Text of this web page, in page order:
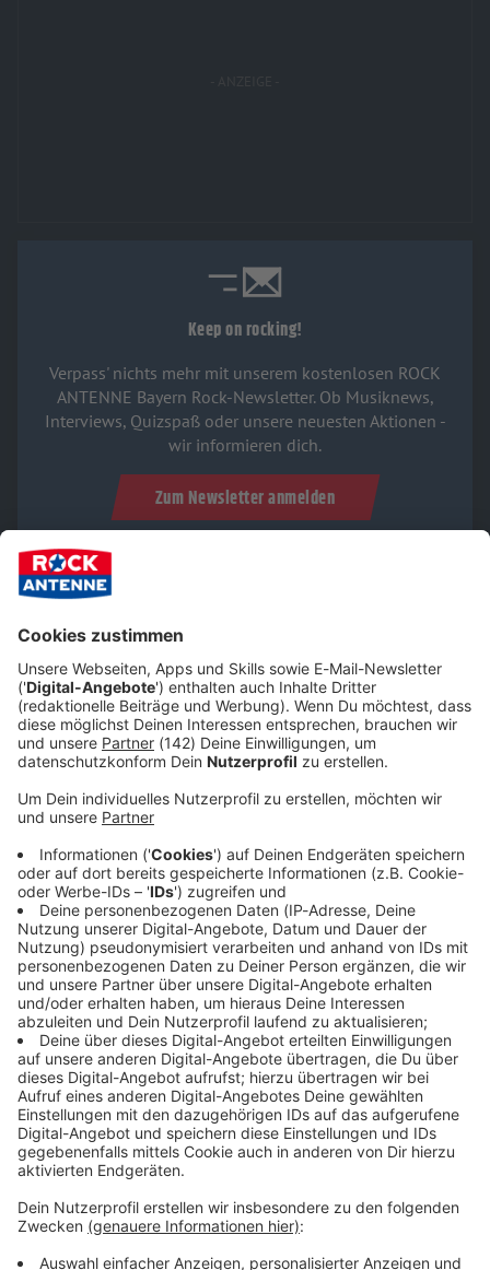
Keep on rocking!
Verpass' nichts mehr mit unserem kostenlosen ROCK
ANTENNE Bayern Rock-Newsletter. Ob Musiknews,
Interviews, Quizspaß oder unsere neuesten Aktionen -
wir informieren dich.
Zum Newsletter anmelden
Du möchtest uns etwas sagen?
Studio Hotline
Mehr von AC/DC auf ROCK ANTENNE in NRW:
Rock Quiz